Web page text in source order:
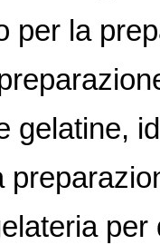
per la
gelatine,